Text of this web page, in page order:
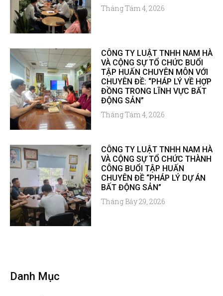
Tháng Tám 4, 2026
CÔNG TY LUẬT TNHH NAM HÀ
VÀ CỘNG SỰ TỔ CHỨC BUỔI
TẬP HUẤN CHUYÊN MÔN VỚI
CHUYÊN ĐỀ: “PHÁP LÝ VỀ HỢP
ĐỒNG TRONG LĨNH VỰC BẤT
ĐỘNG SẢN”
Tháng Tám 4, 2026
CÔNG TY LUẬT TNHH NAM HÀ
VÀ CỘNG SỰ TỔ CHỨC THÀNH
CÔNG BUỔI TẬP HUẤN
CHUYÊN ĐỀ “PHÁP LÝ DỰ ÁN
BẤT ĐỘNG SẢN”
Tháng Bảy 29, 2026
Danh Mục